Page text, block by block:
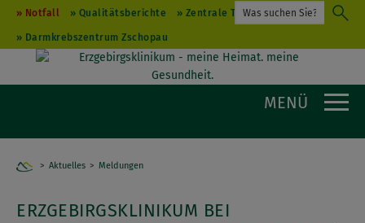
Notfall Qualitätsberichte Zentrale Terminvergabe
Darmkrebszentrum Zschopau
MENÜ
Home
Aktuelles Meldungen
ERZGEBIRGSKLINIKUM BEI